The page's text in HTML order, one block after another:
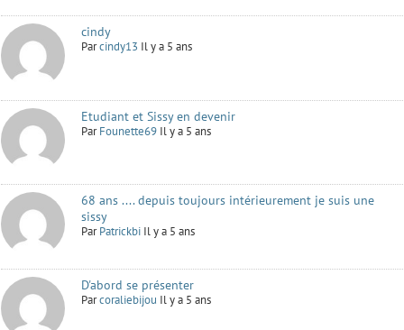
cindy
Parcindy13 Il y a 5 ans
Etudiant et Sissy en devenir
ParFounette69 Il y a 5 ans
68 ans .... depuis toujours intérieurement je suis une
sissy
ParPatrickbi Il y a 5 ans
D'abord se présenter
Parcoraliebijou Il y a 5 ans